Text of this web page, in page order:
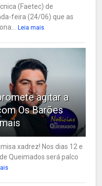
(Faetec) de
feira (24/06) que as
Leia mais
agitar a
Os Barões
xadrez! Nos dias 12 e
Queimados será palco